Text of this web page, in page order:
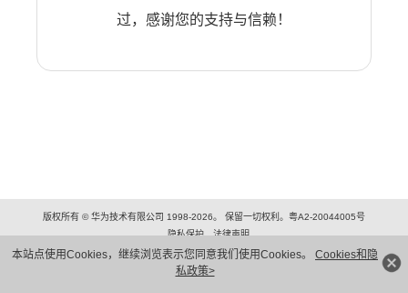
本站点使用Cookies，继续浏览表示您同意我们使用Cookies。 Cookies和隐
私政策>
过，感谢您的支持与信赖！
版权所有 © 华为技术有限公司 1998-2026。 保留一切权利。粤A2-20044005号
隐私保护
法律声明